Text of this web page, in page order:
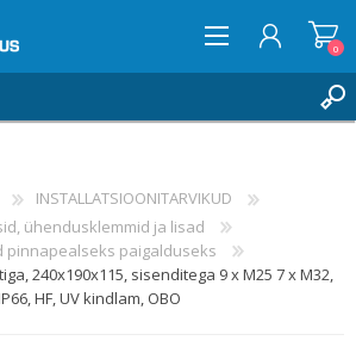
0
0
INSTALLATSIOONITARVIKUD
ühendusklemmid ja lisad
pinnapealseks paigalduseks
240x190x115, sisenditega 9 x M25 7 x M32,
HF, UV kindlam, OBO